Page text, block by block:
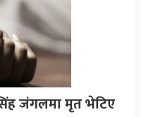
जंगलमा मृत भेटिए